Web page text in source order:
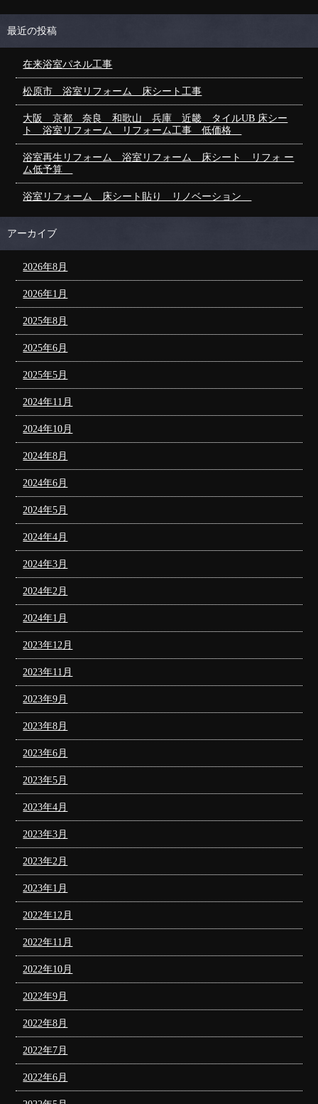
最近の投稿
在来浴室パネル工事
松原市 浴室リフォーム 床シート工事
大阪 京都 奈良 和歌山 兵庫 近畿 タイルUB 床シー
ト 浴室リフォーム リフォーム工事 低価格
浴室再生リフォーム 浴室リフォーム 床シート リフォ ー
ム低予算
浴室リフォーム 床シート貼り リノベーション
アーカイブ
2026年8月
2026年1月
2025年8月
2025年6月
2025年5月
2024年11月
2024年10月
2024年8月
2024年6月
2024年5月
2024年4月
2024年3月
2024年2月
2024年1月
2023年12月
2023年11月
2023年9月
2023年8月
2023年6月
2023年5月
2023年4月
2023年3月
2023年2月
2023年1月
2022年12月
2022年11月
2022年10月
2022年9月
2022年8月
2022年7月
2022年6月